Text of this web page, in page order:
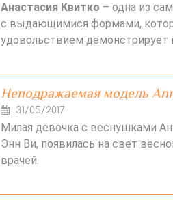
Анастасия Квитко – одна из
с выдающимися формами,
удовольствием
Неподражаемая модель
31/05/2017
Милая девочка с веснушками
Энн Ви, появилась на свет
врачей.